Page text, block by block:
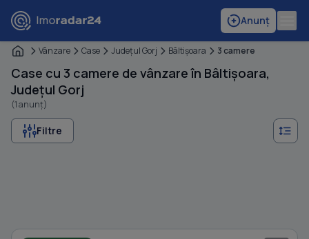
Anunț
Vânzare Case Judeţul Gorj Bâltişoara 3 camere
Case cu 3 camere de vânzare în Bâltișoara,
Județul Gorj
(1 anunț)
Filtre